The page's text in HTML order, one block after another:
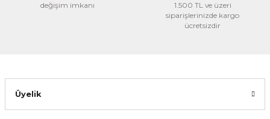
değişim imkanı
1.500 TL ve üzeri
siparişlerinizde kargo
ücretsizdir
Üyelik